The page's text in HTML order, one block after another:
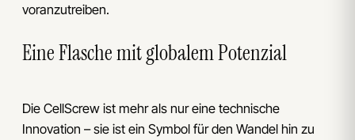
voranzutreiben.
Eine Flasche mit globalem Potenzial
Die CellScrew ist mehr als nur eine technische
Innovation – sie ist ein Symbol für den Wandel hin zu